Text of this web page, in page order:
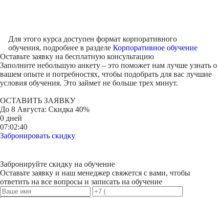
Для этого курса доступен формат корпоративного
обучения, подробнее в разделе Корпоративное обучение
Оставьте заявку на бесплатную консультацию
Заполните небольшую анкету – это поможет нам лучше узнать о
вашем опыте и потребностях, чтобы подобрать для вас лучшие
условия обучения. Это займет не больше трех минут.
ОСТАВИТЬ ЗАЯВКУ
До 8 Августа: Скидка 40%
0 дней
07:02:40
Забронировать скидку
Забронируйте скидку на обучение
Оставьте заявку и наш менеджер свяжется с вами, чтобы
ответить на все вопросы и записать на обучение